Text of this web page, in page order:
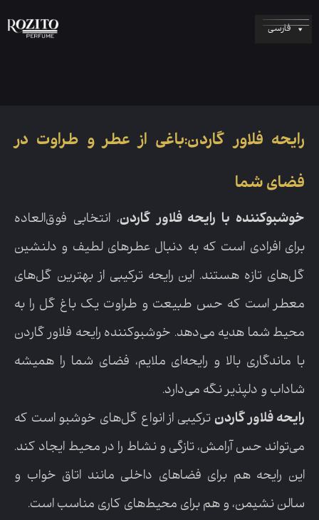
فارسی
رایحه فلاور گاردن:باغی از عطر و طراوت در
فضای شما
خوشبوکننده با رایحه فلاور گاردن، انتخابی فوق‌العاده
برای افرادی است که به دنبال عطرهای لطیف و دلنشین
گل‌های تازه هستند. این رایحه ترکیبی از بهترین گل‌های
معطر است که حس طبیعت و طراوت یک باغ گل را به
محیط شما هدیه می‌دهد. خوشبوکننده رایحه فلاور گاردن
با ماندگاری بالا و رایحه‌ای ملایم، فضای شما را همیشه
شاداب و دلپذیر نگه می‌دارد.
رایحه فلاور گاردن ترکیبی از انواع گل‌های خوشبو است که
می‌تواند حس آرامش، تازگی و نشاط را در محیط ایجاد کند.
این رایحه هم برای فضاهای داخلی مانند اتاق خواب و
سالن نشیمن، و هم برای محیط‌های کاری مناسب است.